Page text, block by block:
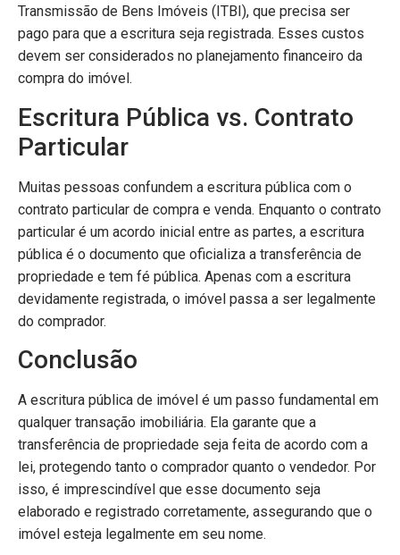
Transmissão de Bens Imóveis (ITBI), que precisa ser
pago para que a escritura seja registrada. Esses custos
devem ser considerados no planejamento financeiro da
compra do imóvel.
Escritura Pública vs. Contrato
Particular
Muitas pessoas confundem a escritura pública com o
contrato particular de compra e venda. Enquanto o contrato
particular é um acordo inicial entre as partes, a escritura
pública é o documento que oficializa a transferência de
propriedade e tem fé pública. Apenas com a escritura
devidamente registrada, o imóvel passa a ser legalmente
do comprador.
Conclusão
A escritura pública de imóvel é um passo fundamental em
qualquer transação imobiliária. Ela garante que a
transferência de propriedade seja feita de acordo com a
lei, protegendo tanto o comprador quanto o vendedor. Por
isso, é imprescindível que esse documento seja
elaborado e registrado corretamente, assegurando que o
imóvel esteja legalmente em seu nome.